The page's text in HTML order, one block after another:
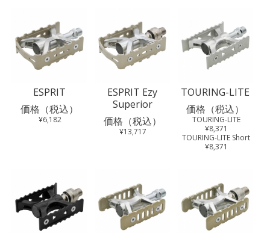
ESPRIT
価格（税込）
¥6,182
ESPRIT Ezy
Superior
価格（税込）
¥13,717
TOURING-LITE
価格（税込）
TOURING-LITE
¥8,371
TOURING-LITE Short
¥8,371